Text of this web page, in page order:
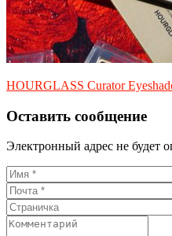
HOURGLASS Curator
Оставить сообщение
Электронный адрес не будет